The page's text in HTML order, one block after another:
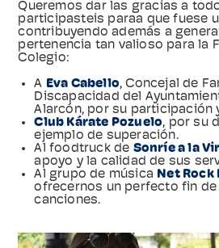
Queremos dar las gracias a
participasteis paraa que fuese
contribuyendo además a
pertenencia tan valioso para la
Colegio:
A Eva Cabello, Concejal de
Discapacidad del
Alarcón, por su participación
Club Kárate Pozuelo, por su
ejemplo de superación.
Al foodtruck de Sonríe a la
apoyo y la calidad de sus
Al grupo de música Net Rock
ofrecernos un perfecto fin
canciones.